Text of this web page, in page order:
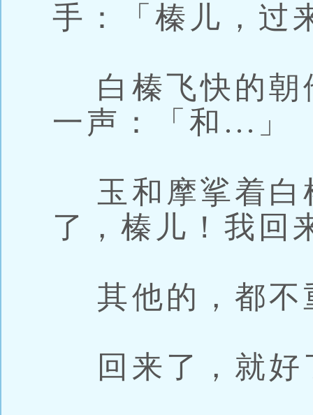
手：「榛儿，过
白榛飞快的朝
一声：「和...」
玉和摩挲着白
了，榛儿！我回
其他的，都不
回来了，就好